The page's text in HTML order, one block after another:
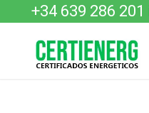
+34 639 286 201